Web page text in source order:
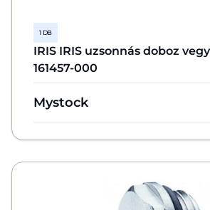
1 DB
IRIS IRIS uzsonnás doboz
161457-000
Mystock